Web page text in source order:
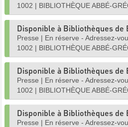
1002 | BIBLIOTHÈQUE ABBÉ-
Disponible à Bibliothèques de
Presse | En réserve - Adressez-
1002 | BIBLIOTHÈQUE ABBÉ-
Disponible à Bibliothèques de
Presse | En réserve - Adressez-
1002 | BIBLIOTHÈQUE ABBÉ-
Disponible à Bibliothèques de
Presse | En réserve - Adressez-